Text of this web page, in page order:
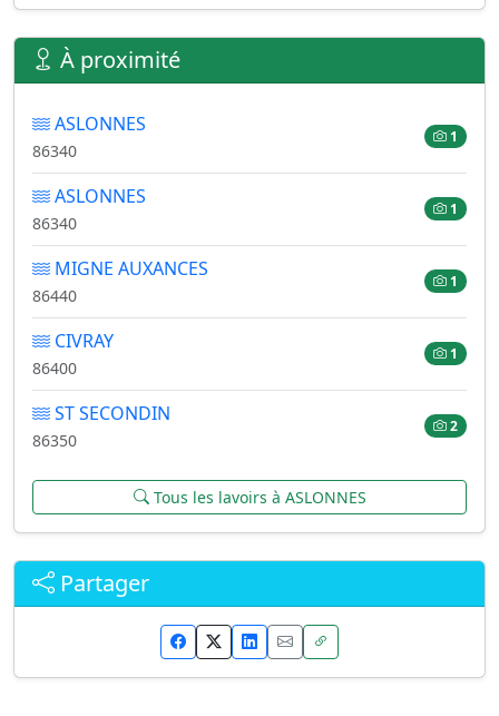
À proximité
ASLONNES
86340
1
ASLONNES
86340
1
MIGNE AUXANCES
86440
1
CIVRAY
86400
1
ST SECONDIN
86350
2
Tous les lavoirs à ASLONNES
Partager